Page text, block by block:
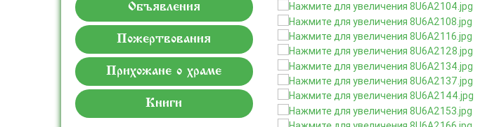
Объявления
Пожертвования
Прихожане о храме
Книги